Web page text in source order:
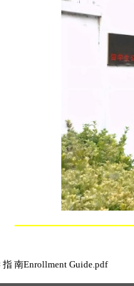
指 南Enrollment Guide.pdf